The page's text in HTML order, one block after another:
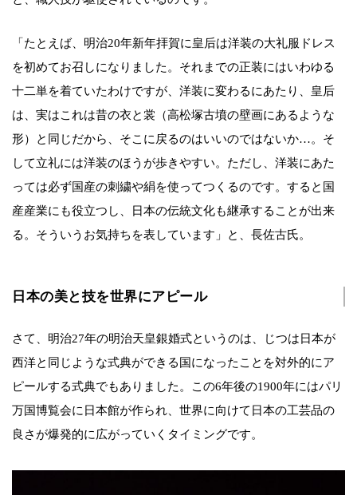
「たとえば、明治20年新年拝賀に皇后は洋装の大礼服ドレス
を初めてお召しになりました。それまでの正装にはいわゆる
十二単を着ていたわけですが、洋装に変わるにあたり、皇后
は、実はこれは昔の衣と裳（高松塚古墳の壁画にあるような
形）と同じだから、そこに戻るのはいいのではないか…。そ
して立礼には洋装のほうが歩きやすい。ただし、洋装にあた
っては必ず国産の刺繍や絹を使ってつくるのです。すると国
産産業にも役立つし、日本の伝統文化も継承することが出来
る。そういうお気持ちを表しています」と、長佐古氏。
日本の美と技を世界にアピール
さて、明治27年の明治天皇銀婚式というのは、じつは日本が
西洋と同じような式典ができる国になったことを対外的にア
ピールする式典でもありました。この6年後の1900年にはパリ
万国博覧会に日本館が作られ、世界に向けて日本の工芸品の
良さが爆発的に広がっていくタイミングです。